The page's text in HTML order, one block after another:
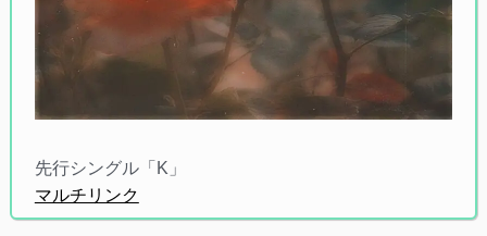
先行シングル「K」
マルチリンク